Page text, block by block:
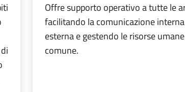
Offre supporto operativo a tutte le
facilitando la comunicazione
esterna e gestendo le risorse
comune.